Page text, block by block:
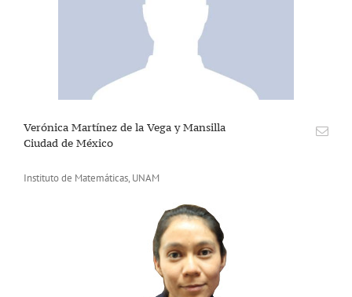
Verónica Martínez de la Vega y Mansilla
Ciudad de México
Instituto de Matemáticas, UNAM